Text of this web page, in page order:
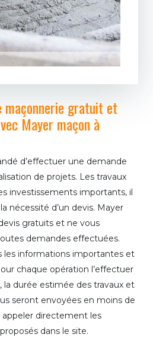
maçonnerie gratuit et
Mayer maçon à
d’effectuer une demande
de projets. Les travaux
investissements importants, il
nécessité d’un devis. Mayer
gratuits et ne vous
demandes effectuées.
les informations importantes et
chaque opération l’effectuer
la durée estimée des travaux et
seront envoyées en moins de
appeler directement les
dans le site.